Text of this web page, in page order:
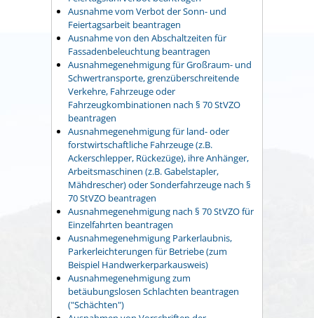
Ausnahme vom Verbot der Sonn- und
Feiertagsarbeit beantragen
Ausnahme von den Abschaltzeiten für
Fassadenbeleuchtung beantragen
Ausnahmegenehmigung für Großraum- und
Schwertransporte, grenzüberschreitende
Verkehre, Fahrzeuge oder
Fahrzeugkombinationen nach § 70 StVZO
beantragen
Ausnahmegenehmigung für land- oder
forstwirtschaftliche Fahrzeuge (z.B.
Ackerschlepper, Rückezüge), ihre Anhänger,
Arbeitsmaschinen (z.B. Gabelstapler,
Mähdrescher) oder Sonderfahrzeuge nach §
70 StVZO beantragen
Ausnahmegenehmigung nach § 70 StVZO für
Einzelfahrten beantragen
Ausnahmegenehmigung Parkerlaubnis,
Parkerleichterungen für Betriebe (zum
Beispiel Handwerkerparkausweis)
Ausnahmegenehmigung zum
betäubungslosen Schlachten beantragen
("Schächten")